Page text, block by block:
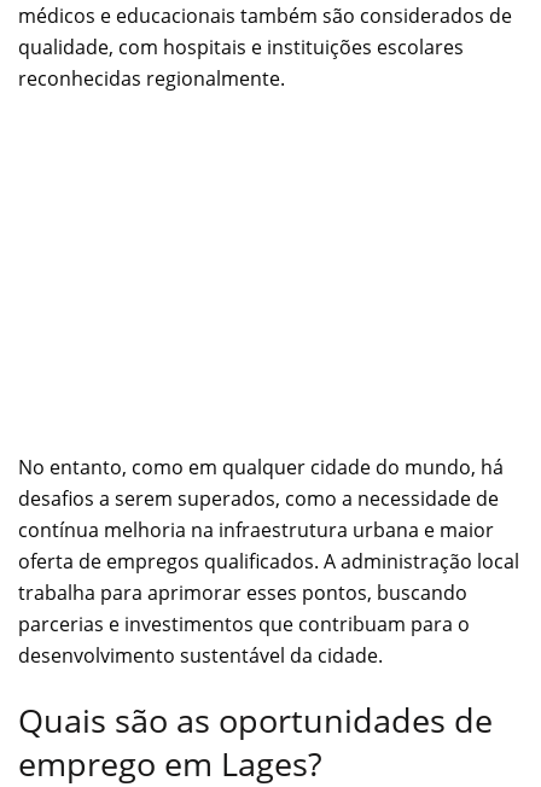
médicos e educacionais também são considerados de
qualidade, com hospitais e instituições escolares
reconhecidas regionalmente.
No entanto, como em qualquer cidade do mundo, há
desafios a serem superados, como a necessidade de
contínua melhoria na infraestrutura urbana e maior
oferta de empregos qualificados. A administração local
trabalha para aprimorar esses pontos, buscando
parcerias e investimentos que contribuam para o
desenvolvimento sustentável da cidade.
Quais são as oportunidades de
emprego em Lages?